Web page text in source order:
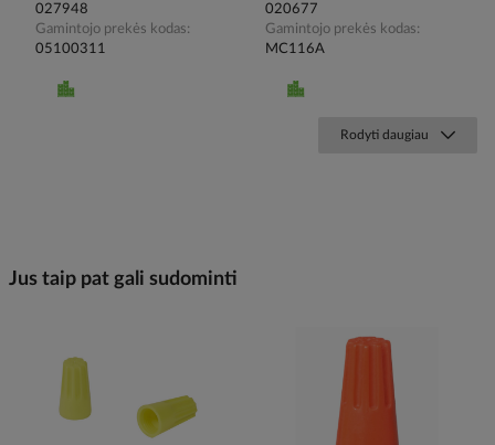
027948
Gamintojo prekės kodas
05100311
020677
Gamintojo prekės kodas
MC116A
Rodyti daugiau
Jus taip pat gali sudominti